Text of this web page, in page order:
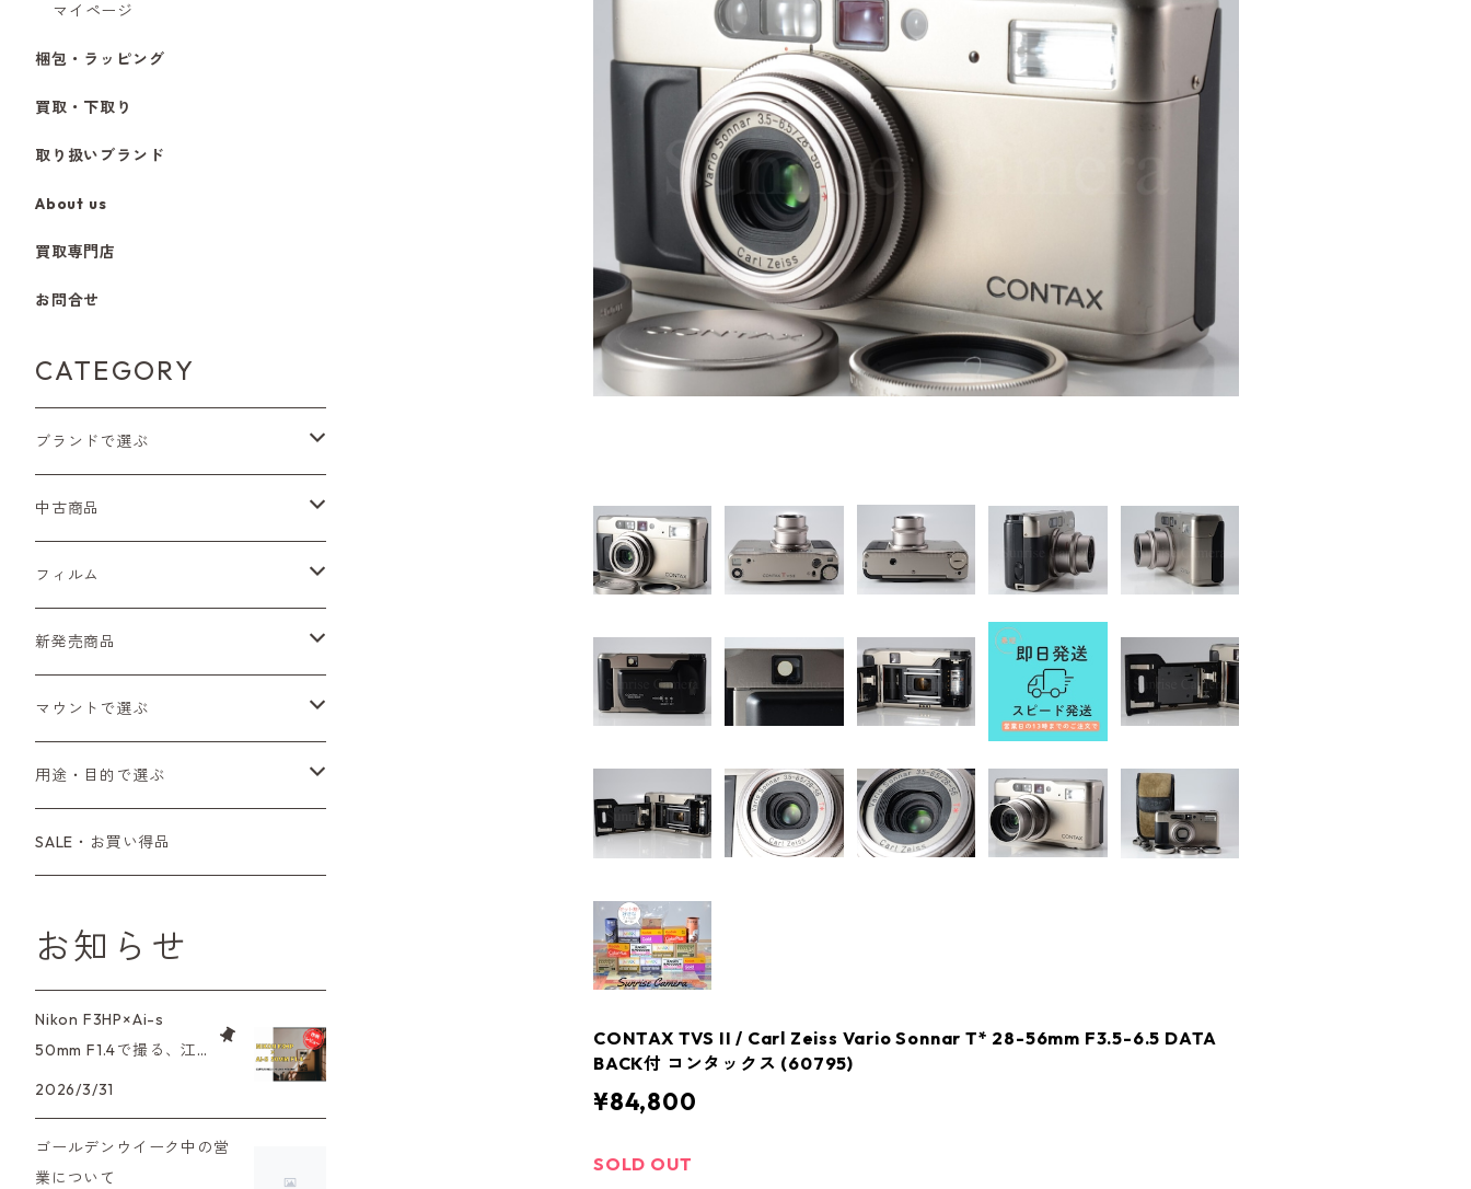
CONTAX TVS II / Carl Zeiss Vario Sonnar T* 28-56mm F3.5-6.5 DATA
BACK付 コンタックス (60795)
¥84,800
SOLD OUT
マイページ
梱包・ラッピング
買取・下取り
取り扱いブランド
About us
買取専門店
お問合せ
CATEGORY
ブランドで選ぶ
Nikon（ニコン）
Sシリーズ
Fシリーズ（一桁＋F100）
Canon（キヤノン）
レンジファインダー（7、P）
PENTAX（ペンタックス）
SL、SP
K2、KX、KM
M42単焦点レンズ
CONTAX（コンタックス）
G1、G2
Tシリーズ
MINOLTA（ミノルタ）
コンパクト
α7、α9、X700
OLYMPUS（オリンパス）
PENシリーズ
XAシリーズ
35DC、35SP
PEN F、FT
HEXAR
Leica（ライカ）
Mシリーズ
ド）
中古商品
フィルムカメラ
一眼レフカメラ（マニュアルフォーカス）
一眼レフカメラ（オートフォーカス）
ス）
デジタルカメラ
デジタルカメラ
一眼カメラ
ミラーレスカメラ
マニュアルレンズ
一眼レンズ
レンジファインダーレンズ
大判レンズ
レンズその他
オートフォーカスレンズ
一眼レンズ
マウントアダプター
フィルム
レンズ付きフィルム
35mm（135）カラーネガ
35mm（135）白黒ネガ
35mm（135）カラーリバーサル
新発売商品
フィルムカメラ
レンズ付きフィルム
アクセサリー・付属品
マウントで選ぶ
M42
L39
FD（キヤノン）
OM（オリンパス）
用途・目的で選ぶ
初心者の方へもおすすめ！
SALE・お買い得品
お知らせ
Nikon F3HP×Ai-s
50mm F1.4で撮る、江
戸東京たてもの園。ノ
2026/3/31
ゴールデンウイーク中の営
業について